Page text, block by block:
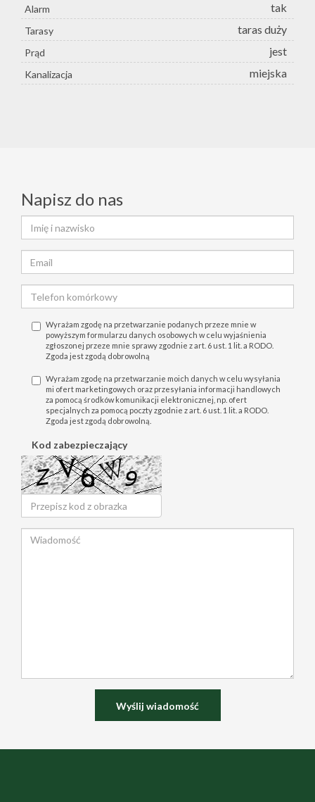
Alarm tak
Tarasy taras duży
Prąd jest
Kanalizacja miejska
Napisz do nas
Wyrażam zgodę na przetwarzanie podanych przeze mnie w
powyższym formularzu danych osobowych w celu wyjaśnienia
zgłoszonej przeze mnie sprawy zgodnie z art. 6 ust. 1 lit. a RODO.
Zgoda jest zgodą dobrowolną
Wyrażam zgodę na przetwarzanie moich danych w celu wysyłania
mi ofert marketingowych oraz przesyłania informacji handlowych
za pomocą środków komunikacji elektronicznej, np. ofert
specjalnych za pomocą poczty zgodnie z art. 6 ust. 1 lit. a RODO.
Zgoda jest zgodą dobrowolną.
Kod zabezpieczający